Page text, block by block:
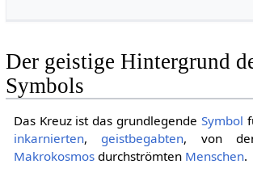
Der geistige Hintergrund
Symbols
Das Kreuz ist das grundlegende Symbol
inkarnierten, geistbegabten, von
Makrokosmosdurchströmten Menschen.